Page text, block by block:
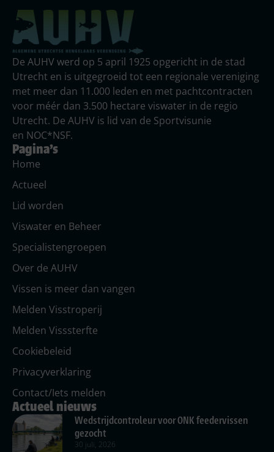
De AUHV werd op 5 april 1925 opgericht in de stad
Utrecht en is uitgegroeid tot een regionale vereniging
met meer dan 11.000 leden en met pachtcontracten
voor méér dan 3.500 hectare viswater in de regio
Utrecht. De AUHV is lid van de Sportvisunie
en NOC*NSF.
Pagina's
Home
Actueel
Lid worden
Viswater en Beheer
Specialistengroepen
Over de AUHV
Vissen is meer dan vangen
Melden Visstroperij
Melden Visssterfte
Cookiebeleid
Privacyverklaring
Contact/Iets melden
Actueel nieuws
Wedstrijdcontroleur voor ONK feedervissen
gezocht
30 juli, 2026